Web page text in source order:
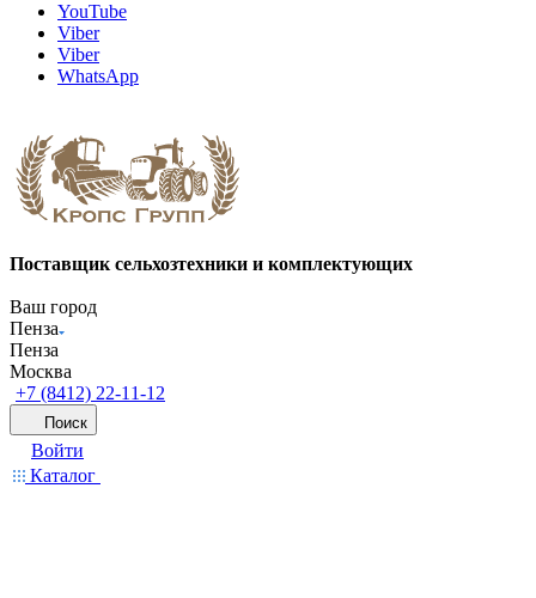
YouTube
Viber
Viber
WhatsApp
Поставщик сельхозтехники и комплектующих
Ваш город
Пенза
Пенза
Москва
+7 (8412) 22-11-12
Поиск
Войти
Каталог